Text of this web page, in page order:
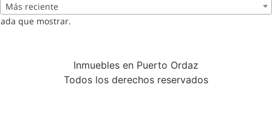
Más reciente
que mostrar.
Inmuebles en Puerto Ordaz
Todos los derechos reservados